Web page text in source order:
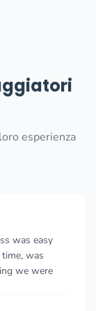
esperienza
and
before I left
in 20 min and